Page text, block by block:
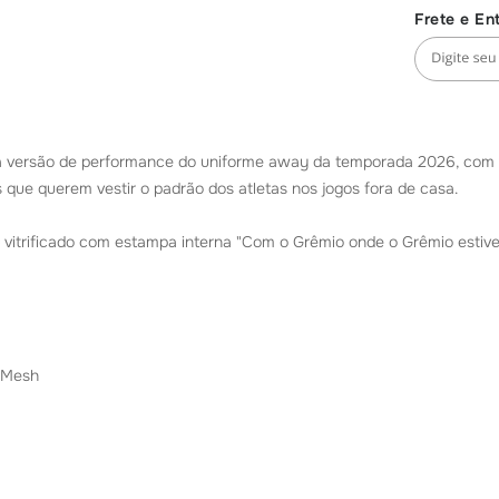
versão de performance do uniforme away da temporada 2026,
querem vestir o padrão dos atletas nos jogos fora de casa.
com estampa interna "Com o Grêmio onde o Grêmio